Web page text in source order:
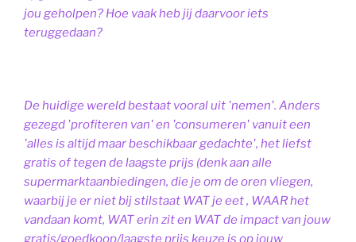
jou geholpen? Hoe vaak heb jij daarvoor iets
teruggedaan?
De huidige wereld bestaat vooral uit 'nemen'. Anders
gezegd 'profiteren van' en 'consumeren' vanuit een
'alles is altijd maar beschikbaar gedachte', het liefst
gratis of tegen de laagste prijs (denk aan alle
supermarktaanbiedingen, die je om de oren vliegen,
waarbij je er niet bij stilstaat WAT je eet , WAAR het
vandaan komt, WAT erin zit en WAT de impact van jouw
gratis/goedkoop/laagste prijs keuze is op jouw